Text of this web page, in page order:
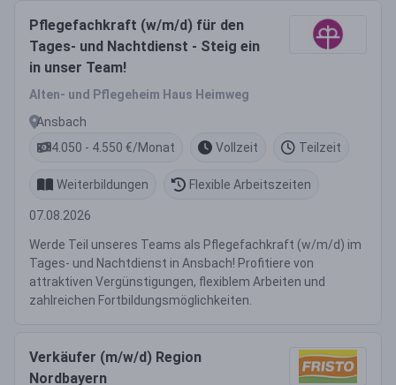
Pflegefachkraft (w/m/d) für den
Tages- und Nachtdienst - Steig ein
in unser Team!
Alten- und Pflegeheim Haus Heimweg
Ansbach
4.050 - 4.550 €/Monat
Vollzeit Teilzeit
Weiterbildungen Flexible Arbeitszeiten
07.08.2026
Werde Teil unseres Teams als Pflegefachkraft (w/m/d) im
Tages- und Nachtdienst in Ansbach! Profitiere von
attraktiven Vergünstigungen, flexiblem Arbeiten und
zahlreichen Fortbildungsmöglichkeiten.
Verkäufer (m/w/d) Region
Nordbayern